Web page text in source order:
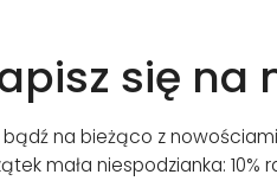
się na
na bieżąco z
mała niespodzianka: 10%